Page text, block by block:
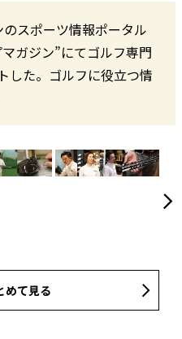
スポーツ情報ポータル
ガジン”にてゴルフ専門
した。ゴルフに役立つ情
めて見る